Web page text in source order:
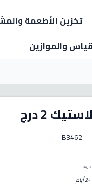
تخزين الأطعمة
والموازين
2 درج
B3462